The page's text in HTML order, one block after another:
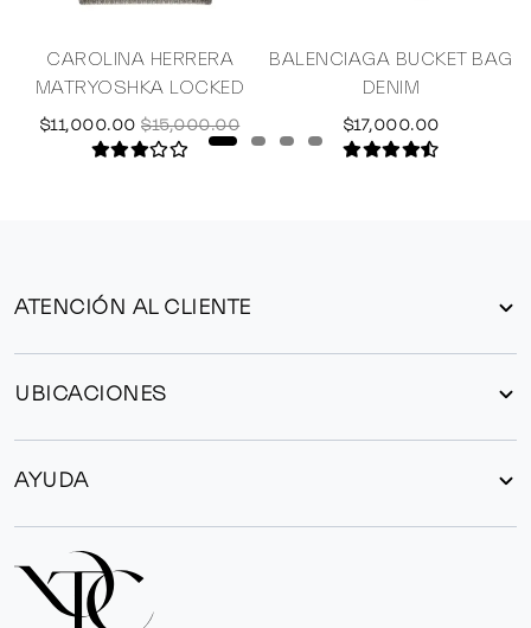
CAROLINA HERRERA
MATRYOSHKA LOCKED
$11,000.00 $15,000.00
BALENCIAGA BUCKET BAG
DENIM
$17,000.00
ATENCIÓN AL CLIENTE
UBICACIONES
AYUDA